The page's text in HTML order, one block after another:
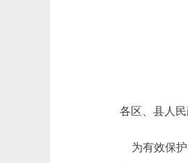
各区、县人
为有效保护